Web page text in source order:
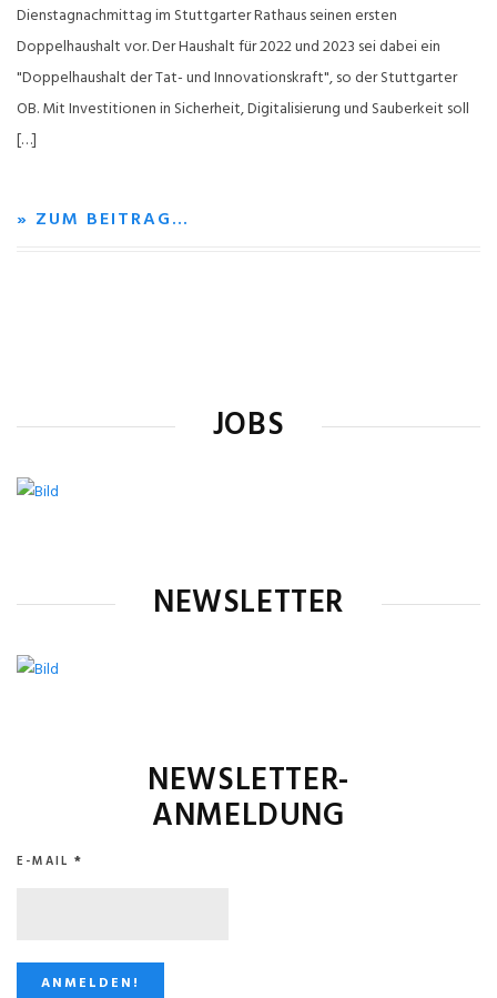
Dienstagnachmittag im Stuttgarter Rathaus seinen ersten
Doppelhaushalt vor. Der Haushalt für 2022 und 2023 sei dabei ein
"Doppelhaushalt der Tat- und Innovationskraft", so der Stuttgarter
OB. Mit Investitionen in Sicherheit, Digitalisierung und Sauberkeit soll
[…]
» ZUM BEITRAG…
JOBS
NEWSLETTER
NEWSLETTER-
ANMELDUNG
E-MAIL *